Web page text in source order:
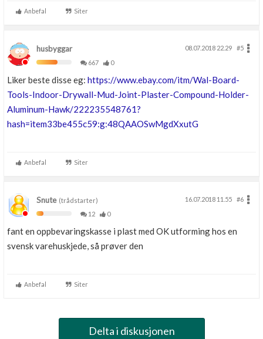
Anbefal Siter
husbyggar 08.07.2018 22.29
#5
667
0
Liker beste disse eg: https://www.ebay.com/itm/Wal-Board-
Tools-Indoor-Drywall-Mud-Joint-Plaster-Compound-Holder-
Aluminum-Hawk/222235548761?
hash=item33be455c59:g:48QAAOSwMgdXxutG
Anbefal Siter
Snute(trådstarter) 16.07.2018 11.55
#6
12
0
fant en oppbevaringskasse i plast med OK utforming hos en
svensk varehuskjede, så prøver den
Anbefal Siter
Delta i diskusjonen